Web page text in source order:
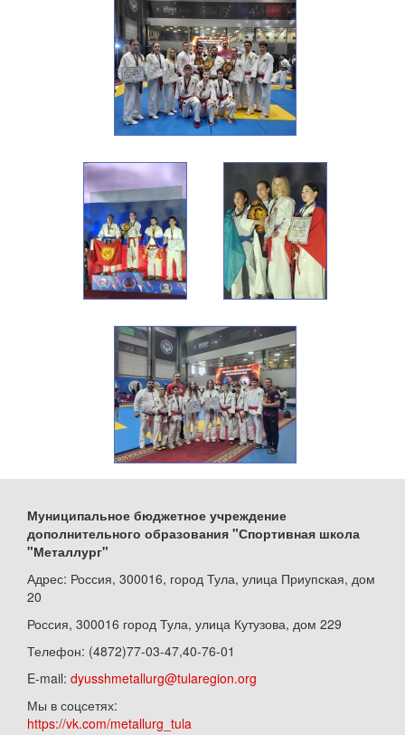
Муниципальное бюджетное учреждение
дополнительного образования "Спортивная школа
"Металлург"
Адрес: Россия, 300016, город Тула, улица Приупская, дом
20
Россия, 300016 город Тула, улица Кутузова, дом 229
Телефон: (4872)77-03-47,40-76-01
E-mail: dyusshmetallurg@tularegion.org
Мы в соцсетях:
https://vk.com/metallurg_tula